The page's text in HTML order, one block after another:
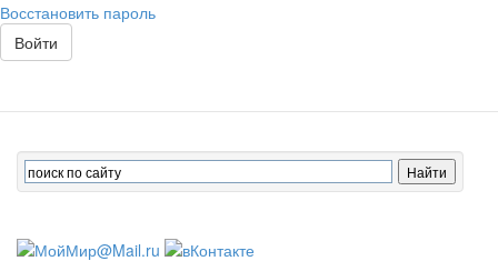
Восстановить пароль
Войти